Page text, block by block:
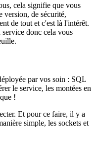
cela signifie que vous
version, de sécurité,
de tout et c'est là l'intérêt.
donc cela vous
par vos soin : SQL
le service, les montées en
!
Et pour ce faire, il y a
simple, les sockets et